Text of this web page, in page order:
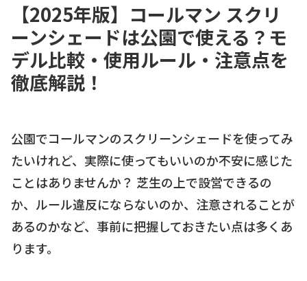
【2025年版】コールマン スクリ
ーンシェードは公園で使える？モ
デル比較・使用ルール・注意点を
徹底解説！
公園でコールマンのスクリーンシェードを使ってみ
たいけれど、実際に使ってもいいのか不安に感じた
ことはありませんか？ 芝生の上で設営できるの
か、ルール違反にならないのか、注意されることが
あるのかなど、事前に把握しておきたい点は多くあ
ります。